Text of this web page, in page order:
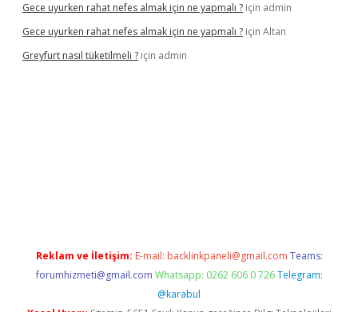
Gece uyurken rahat nefes almak için ne yapmalı ? için admin
Gece uyurken rahat nefes almak için ne yapmalı ? için Altan
Greyfurt nasıl tüketilmeli ? için admin
Reklam ve İletişim: E-mail: backlinkpaneli@gmail.com Teams:
forumhizmeti@gmail.com Whatsapp: 0262 606 0 726 Telegram:
@karabul